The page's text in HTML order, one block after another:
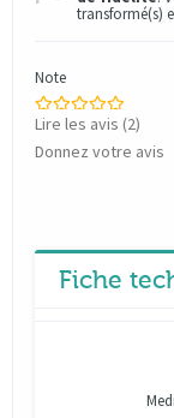
transformé(s)
Note
Lire les avis (2)
Donnez votre avis
Fiche